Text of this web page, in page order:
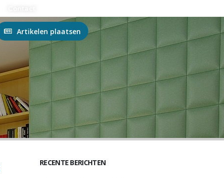
Artikelen plaatsen
RECENTE BERICHTEN